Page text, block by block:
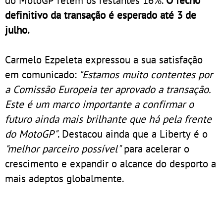
definitivo da transação é esperado até 3 de
julho.
Carmelo Ezpeleta expressou a sua satisfação
em comunicado: "Estamos muito contentes por
a Comissão Europeia ter aprovado a transação.
Este é um marco importante a confirmar o
futuro ainda mais brilhante que há pela frente
do MotoGP". Destacou ainda que a Liberty é o
"melhor parceiro possível"para acelerar o
crescimento e expandir o alcance do desporto a
mais adeptos globalmente.